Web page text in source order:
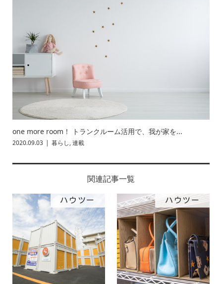
one more room！ トランクルーム活用で、我が家を...
2020.09.03 暮らし,連載
関連記事一覧
ハウツー ハウツー